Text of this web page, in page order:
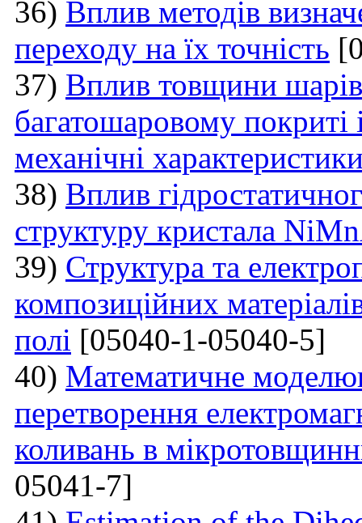
36) Вплив методів
переходу на їх точність
37) Вплив товщини
багатошаровому покриті
механічні
38) Вплив
структуру кристала
39) Структура та
композиційних
полі [05040-1-05040-5]
40) Математичне
перетворення
коливань в
05041-7]